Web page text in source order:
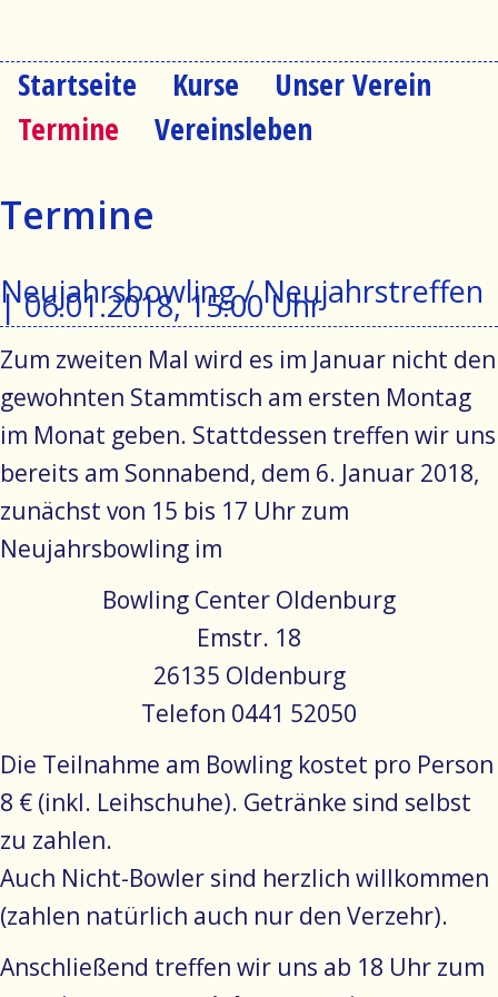
Navigation
überspringen
Startseite Kurse
Unser Verein
Termine
Vereinsleben
Termine
Neujahrsbowling / Neujahrstreffen
|06.01.2018, 15:00 Uhr
Zum zweiten Mal wird es im Januar nicht den
gewohnten Stammtisch am ersten Montag
im Monat geben. Stattdessen treffen wir uns
bereits am Sonnabend, dem 6. Januar 2018,
zunächst von 15 bis 17 Uhr zum
Neujahrsbowling im
Bowling Center Oldenburg
Emstr. 18
26135 Oldenburg
Telefon 0441 52050
Die Teilnahme am Bowling kostet pro Person
8 € (inkl. Leihschuhe). Getränke sind selbst
zu zahlen.
Auch Nicht-Bowler sind herzlich willkommen
(zahlen natürlich auch nur den Verzehr).
Anschließend treffen wir uns ab 18 Uhr zum